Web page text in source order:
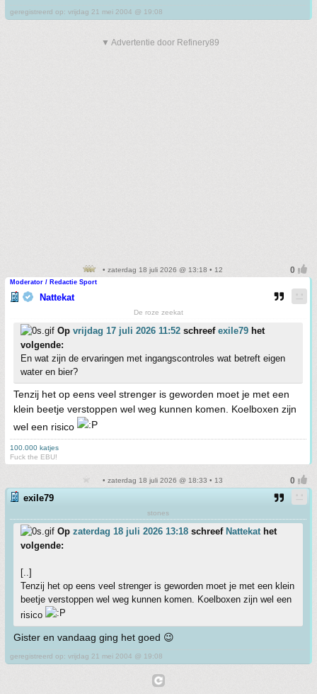
geregistreerd op: vrijdag 21 mei 2004 @ 19:08
▼ Advertentie door Refinery89
• zaterdag 18 juli 2026 @ 13:18 • 12
Moderator / Redactie Sport
Nattekat
De roze zeekat
Op vrijdag 17 juli 2026 11:52 schreef exile79 het
volgende:
En wat zijn de ervaringen met ingangscontroles wat betreft eigen
water en bier?
Tenzij het op eens veel strenger is geworden moet je met een
klein beetje verstoppen wel weg kunnen komen. Koelboxen zijn
wel een risico
100.000 katjes
Fuck the EBU!
• zaterdag 18 juli 2026 @ 18:33 • 13
exile79
stones
Op zaterdag 18 juli 2026 13:18 schreef Nattekathet
volgende:
[..]
Tenzij het op eens veel strenger is geworden moet je met een klein
beetje verstoppen wel weg kunnen komen. Koelboxen zijn wel een
risico
Gister en vandaag ging het goed 😉
geregistreerd op: vrijdag 21 mei 2004 @ 19:08